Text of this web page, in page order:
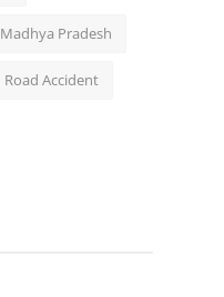
Madhya Pradesh
Road Accident